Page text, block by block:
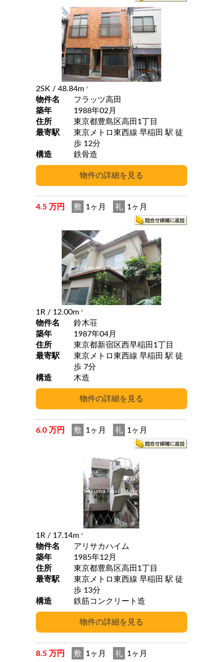
2SK / 48.84m 2
物件名
フラッツ高田
築年
1988年02月
住所
東京都豊島区高田1丁目
最寄駅
東京メトロ東西線 早稲田 駅 徒
歩 12分
構造
鉄骨造
4.5 万円 敷 1ヶ月 礼 1ヶ月
1R / 12.00m 2
物件名
鈴木荘
築年
1987年04月
住所
東京都新宿区西早稲田1丁目
最寄駅
東京メトロ東西線 早稲田 駅 徒
歩 7分
構造
木造
6.0 万円 敷 1ヶ月 礼 1ヶ月
1R / 17.14m 2
物件名
アリサカハイム
築年
1985年12月
住所
東京都豊島区高田1丁目
最寄駅
東京メトロ東西線 早稲田 駅 徒
歩 13分
構造
鉄筋コンクリート造
8.5 万円 敷 1ヶ月 礼 1ヶ月